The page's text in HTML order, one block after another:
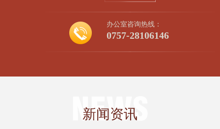
办公室咨询热线：
0757-28106146
新闻资讯